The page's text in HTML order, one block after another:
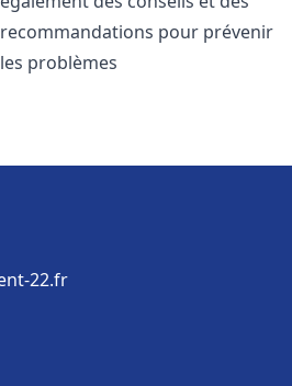
recommandations pour prévenir
les problèmes
22.fr